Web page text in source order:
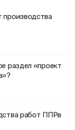
раздел «проект
работ ППРв